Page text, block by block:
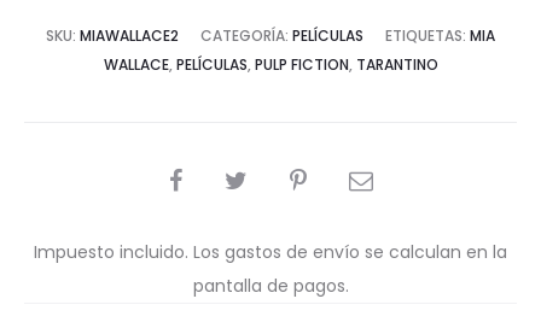
SKU: MIAWALLACE2 CATEGORÍA: PELÍCULAS ETIQUETAS: MIA
WALLACE, PELÍCULAS, PULP FICTION, TARANTINO
COMPARTIR
Impuesto incluido. Los gastos de envío se calculan en la
pantalla de pagos.